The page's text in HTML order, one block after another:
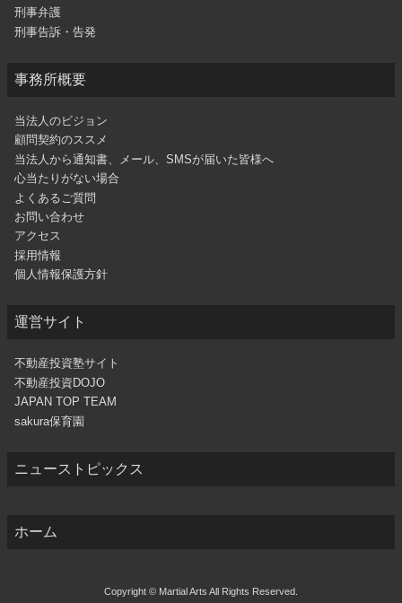
刑事弁護
刑事告訴・告発
事務所概要
当法人のビジョン
顧問契約のススメ
当法人から通知書、メール、SMSが届いた皆様へ
心当たりがない場合
よくあるご質問
お問い合わせ
アクセス
採用情報
個人情報保護方針
運営サイト
不動産投資塾サイト
不動産投資DOJO
JAPAN TOP TEAM
sakura保育園
ニューストピックス
ホーム
Copyright © Martial Arts All Rights Reserved.